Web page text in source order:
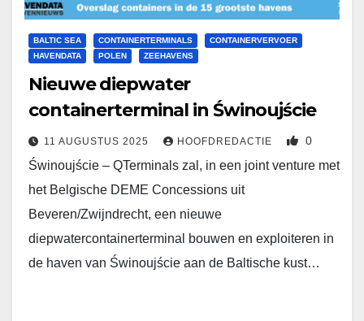
BALTIC SEA CONTAINERTERMINALS
CONTAINERVERVOER
HAVENDATA
POLEN ZEEHAVENS
Nieuwe diepwater
containerterminal in Świnoujście
11 AUGUSTUS 2025 HOOFDREDACTIE 0
Świnoujście – QTerminals zal, in een joint venture met
het Belgische DEME Concessions uit
Beveren/Zwijndrecht, een nieuwe
diepwatercontainerterminal bouwen en exploiteren in
de haven van Świnoujście aan de Baltische kust…